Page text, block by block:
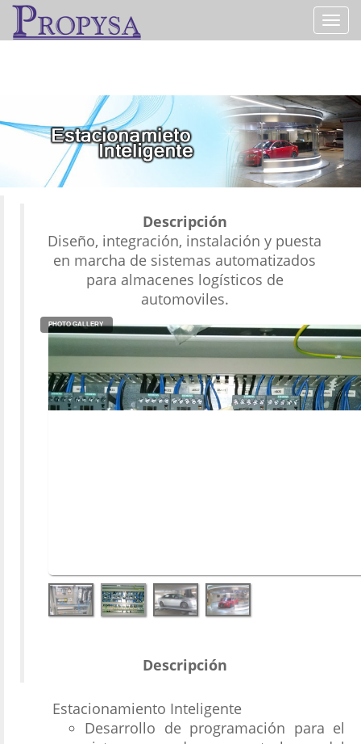
Descripción
Diseño, integración, instalación y puesta
en marcha de sistemas automatizados
para almacenes logísticos de
automoviles.
PHOTO GALLERY
Descripción
Estacionamiento Inteligente
Desarrollo de programación para el